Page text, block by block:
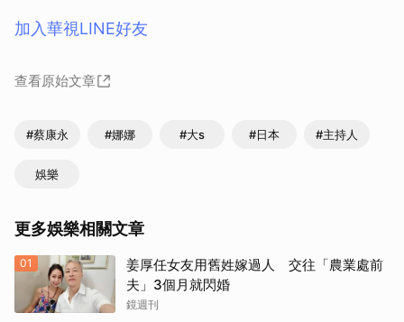
加入華視LINE好友
查看原始文章
#蔡康永 #娜娜 #大s #日本 #主持人
娛樂
更多娛樂相關文章
01
姜厚任女友用舊姓嫁過人 交往「農業處前
夫」3個月就閃婚
鏡週刊